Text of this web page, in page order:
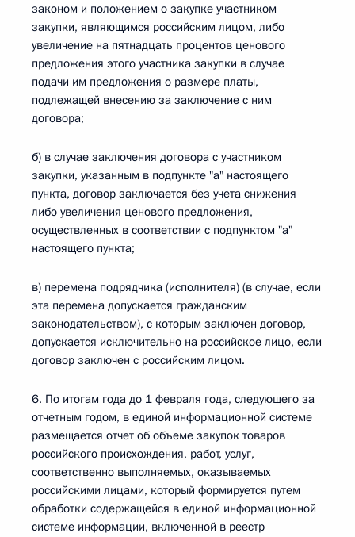
законом и положением о закупке участником
закупки, являющимся российским лицом, либо
увеличение на пятнадцать процентов ценового
предложения этого участника закупки в случае
подачи им предложения о размере платы,
подлежащей внесению за заключение с ним
договора;
б) в случае заключения договора с участником
закупки, указанным в подпункте "а" настоящего
пункта, договор заключается без учета снижения
либо увеличения ценового предложения,
осуществленных в соответствии с подпунктом "а"
настоящего пункта;
в) перемена подрядчика (исполнителя) (в случае, если
эта перемена допускается гражданским
законодательством), с которым заключен договор,
допускается исключительно на российское лицо, если
договор заключен с российским лицом.
6. По итогам года до 1 февраля года, следующего за
отчетным годом, в единой информационной системе
размещается отчет об объеме закупок товаров
российского происхождения, работ, услуг,
соответственно выполняемых, оказываемых
российскими лицами, который формируется путем
обработки содержащейся в единой информационной
системе информации, включенной в реестр